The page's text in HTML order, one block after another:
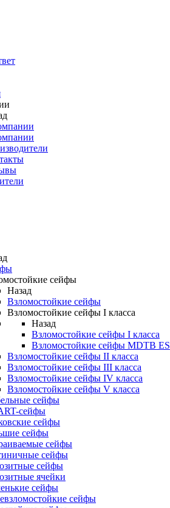
сейфы
Назад
Взломостойкие сейфы
Взломостойкие сейфы I класса
Назад
Взломостойкие сейфы I класса
Взломостойкие сейфы MDTB ES
Взломостойкие сейфы II класса
Взломостойкие сейфы III класса
Взломостойкие сейфы IV класса
Взломостойкие сейфы V класса
сейфы
сейфы
сейфы
сейфы
сейфы
сейфы
сейфы
ячейки
сейфы
сейфы